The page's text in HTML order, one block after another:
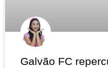
Galvão FC